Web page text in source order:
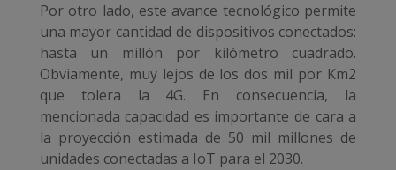
Por otro lado, este avance tecnológico permite
una mayor cantidad de dispositivos conectados:
hasta un millón por kilómetro cuadrado.
Obviamente, muy lejos de los dos mil por Km2
que tolera la 4G. En consecuencia, la
mencionada capacidad es importante de cara a
la proyección estimada de 50 mil millones de
unidades conectadas a IoT para el 2030.